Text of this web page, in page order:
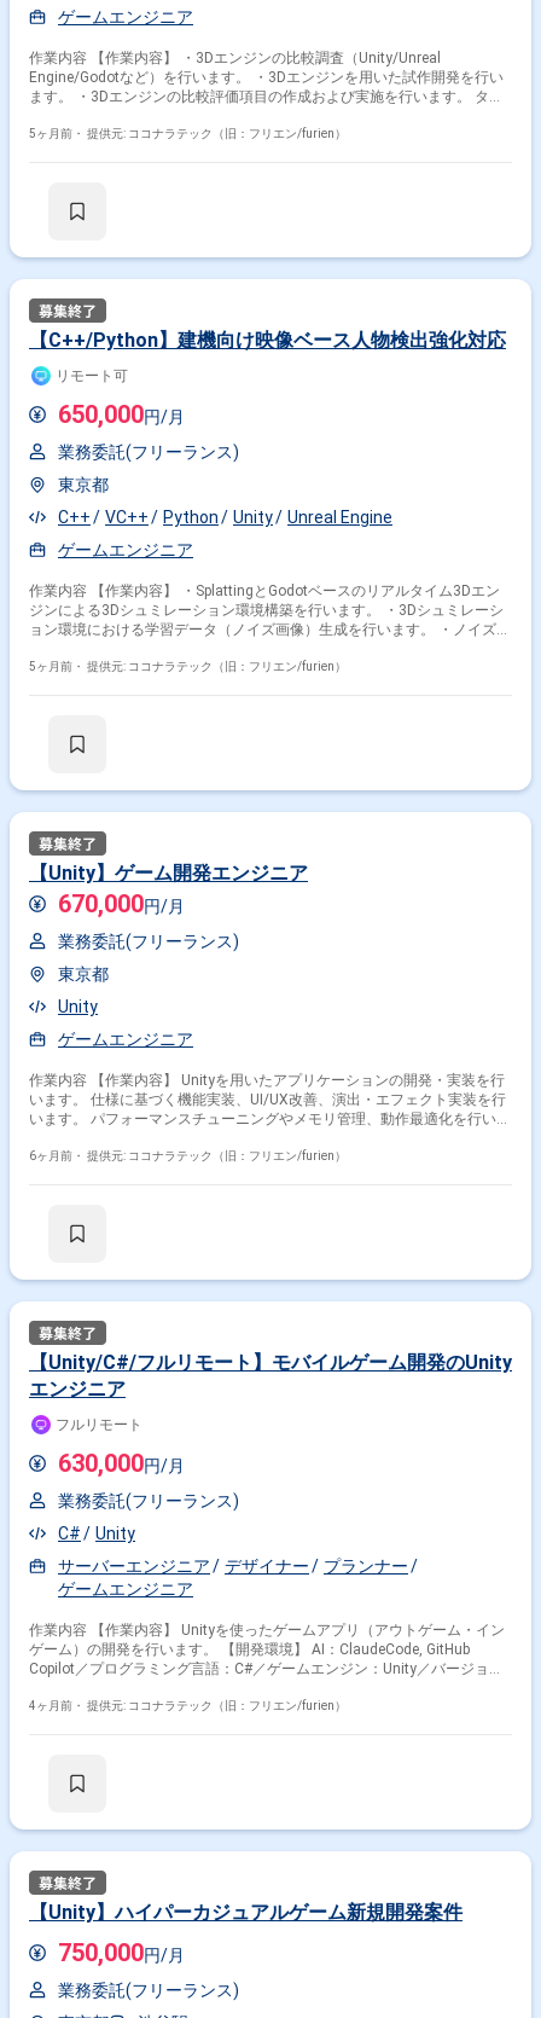
ゲームエンジニア
作業内容 【作業内容】 ・3Dエンジンの比較調査（Unity/Unreal
Engine/Godotなど）を行います。 ・3Dエンジンを用いた試作開発を行い
ます。 ・3Dエンジンの比較評価項目の作成および実施を行います。 ター
ーゲットOS：Linux 開発言語：C++（未定）
5ヶ月前・ 提供元: ココナラテック（旧：フリエン/furien）
【C++/Python】建機向け映像ベース人物検出強化対応
リモート可
650,000円/月
業務委託(フリーランス)
東京都
C++
VC++ Python Unity
Unreal Engine
ゲームエンジニア
作業内容 【作業内容】 ・SplattingとGodotベースのリアルタイム3Dエン
ジンによる3Dシュミレーション環境構築を行います。 ・3Dシュミレーシ
ョン環境における学習データ（ノイズ画像）生成を行います。 ・ノイズ除
す。 ターゲットOS： Windows 開発言語 ： C++、Python（未
5ヶ月前・ 提供元: ココナラテック（旧：フリエン/furien）
【Unity】ゲーム開発エンジニア
670,000円/月
業務委託(フリーランス)
東京都
Unity
ゲームエンジニア
作業内容 【作業内容】 Unityを用いたアプリケーションの開発・実装を行
います。 仕様に基づく機能実装、UI/UX改善、演出・エフェクト実装を行
います。 パフォーマンスチューニングやメモリ管理、動作最適化を行いま
ドレビューやチーム内での知見共有を行います。 スケジュール・工数管理
ます。 【開発環境】 Unityを利用しています。
6ヶ月前・ 提供元: ココナラテック（旧：フリエン/furien）
【Unity/C#/フルリモート】モバイルゲーム開発のUnity
エンジニア
フルリモート
630,000円/月
業務委託(フリーランス)
C#
Unity
サーバーエンジニア
デザイナー
プランナー
ゲームエンジニア
作業内容 【作業内容】 Unityを使ったゲームアプリ（アウトゲーム・イン
ゲーム）の開発を行います。 【開発環境】 AI：ClaudeCode, GitHub
Copilot／プログラミング言語：C#／ゲームエンジン：Unity／バージョン
す。
4ヶ月前・ 提供元: ココナラテック（旧：フリエン/furien）
【Unity】ハイパーカジュアルゲーム新規開発案件
750,000円/月
業務委託(フリーランス)